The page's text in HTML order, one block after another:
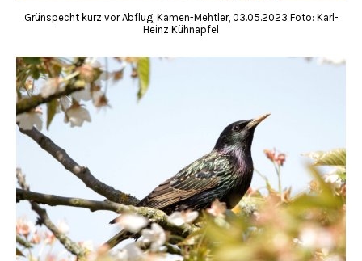
Grünspecht kurz vor Abflug, Kamen-Mehtler, 03.05.2023 Foto: Karl-
Heinz Kühnapfel